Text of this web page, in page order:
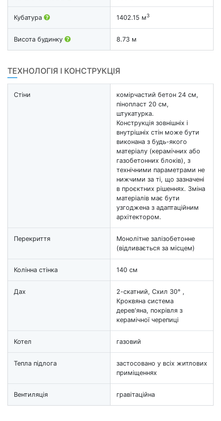
Кубатура 1402.15 м3
Висота будинку 8.73 м
ТЕХНОЛОГІЯ І КОНСТРУКЦІЯ
Стіни
комірчастий бетон 24 см,
пінопласт 20 см,
штукатурка.
Конструкція зовнішніх і
внутрішніх стін може бути
виконана з будь-якого
матеріалу (керамічних або
газобетонних блоків), з
технічними параметрами не
нижчими за ті, що зазначені
в проєктних рішеннях. Зміна
матеріалів має бути
узгоджена з адаптаційним
архітектором.
Перекриття
Монолітне залізобетонне
(відливається за місцем)
Колінна стінка 140 см
Дах
2-скатний, Схил 30° ,
Кроквяна система
дерев'яна, покрівля з
керамічної черепиці
Котел газовий
Тепла підлога
застосовано у всіх житлових
приміщеннях
Вентиляція гравітаційна